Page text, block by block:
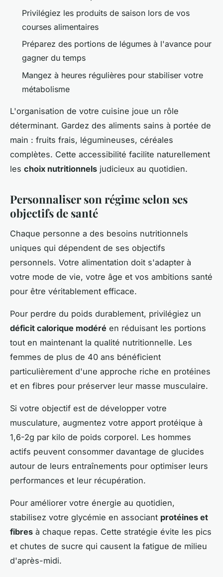
Privilégiez les produits de saison lors de vos
courses alimentaires
Préparez des portions de légumes à l'avance pour
gagner du temps
Mangez à heures régulières pour stabiliser votre
métabolisme
L'organisation de votre cuisine joue un rôle
déterminant. Gardez des aliments sains à portée de
main : fruits frais, légumineuses, céréales
complètes. Cette accessibilité facilite naturellement
les choix nutritionnels judicieux au quotidien.
Personnaliser son régime selon ses
objectifs de santé
Chaque personne a des besoins nutritionnels
uniques qui dépendent de ses objectifs
personnels. Votre alimentation doit s'adapter à
votre mode de vie, votre âge et vos ambitions santé
pour être véritablement efficace.
Pour perdre du poids durablement, privilégiez un
déficit calorique modéré en réduisant les portions
tout en maintenant la qualité nutritionnelle. Les
femmes de plus de 40 ans bénéficient
particulièrement d'une approche riche en protéines
et en fibres pour préserver leur masse musculaire.
Si votre objectif est de développer votre
musculature, augmentez votre apport protéique à
1,6-2g par kilo de poids corporel. Les hommes
actifs peuvent consommer davantage de glucides
autour de leurs entraînements pour optimiser leurs
performances et leur récupération.
Pour améliorer votre énergie au quotidien,
stabilisez votre glycémie en associant protéines et
fibres à chaque repas. Cette stratégie évite les pics
et chutes de sucre qui causent la fatigue de milieu
d'après-midi.